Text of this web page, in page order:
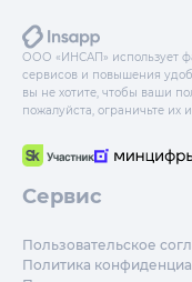
ООО «ИНСАП» использует
сервисов и повышения
вы не хотите, чтобы ваши
пожалуйста, ограничьте их
Сервис
Пользовательское
Политика